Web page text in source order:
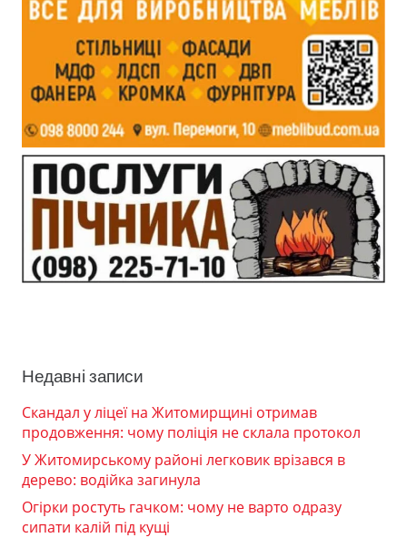
Недавні записи
Скандал у ліцеї на Житомирщині отримав
продовження: чому поліція не склала протокол
У Житомирському районі легковик врізався в
дерево: водійка загинула
Огірки ростуть гачком: чому не варто одразу
сипати калій під кущі